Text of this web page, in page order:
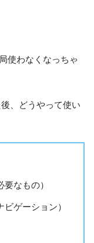
使わなくなっちゃ
、どうやって使い
なもの）
ゲーション）